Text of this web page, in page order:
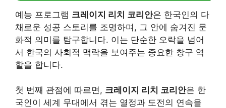
예능 프로그램 크레이지 리치 코리안은 한국인의 다
채로운 성공 스토리를 조명하며, 그 안에 숨겨진 문
화적 의미를 탐구합니다. 이는 단순한 오락을 넘어
서 한국의 사회적 맥락을 보여주는 중요한 창구 역
할을 합니다.
첫 번째 관점에 따르면, 크레이지 리치 코리안은 한
국인이 세계 무대에서 겪는 열정과 도전의 연속을